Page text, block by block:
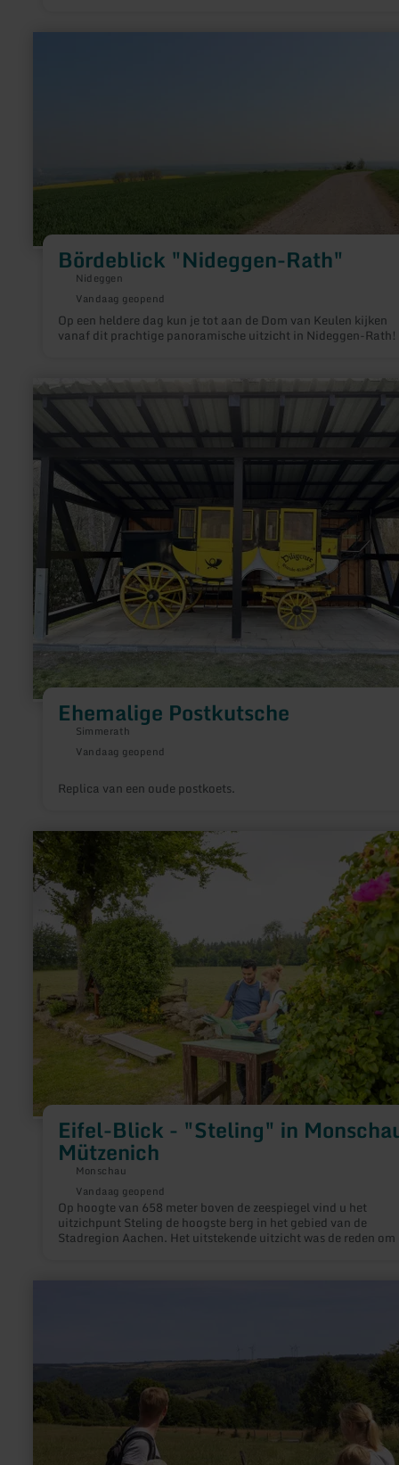
Bördeblick "Nideggen-Rath"
Nideggen
Vandaag geopend
Op een heldere dag kun je tot aan de Dom van Keulen kijken
vanaf dit prachtige panoramische uitzicht in Nideggen-Rath!
Ehemalige Postkutsche
Simmerath
Vandaag geopend
Replica van een oude postkoets.
meer
over:
Ehemalige
Eifel-Blick - "Steling" in
Mützenich
Monschau
Vandaag geopend
Op hoogte van 658 meter boven de zeespiegel vind u het
uitzichpunt Steling de hoogste berg in het gebied van de
Stadregion Aachen. Het uitstekende uitzicht was de reden
meer
informatie
over:
Eifel-
Blick
"Steling"
in
Monschau-
Mützenich
Simmerath-